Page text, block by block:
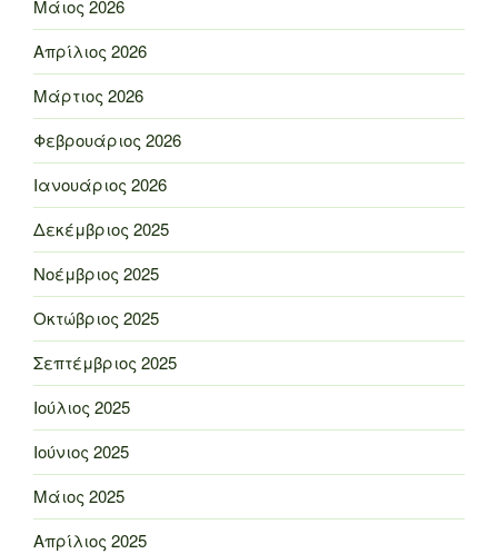
Μάιος 2026
Απρίλιος 2026
Μάρτιος 2026
Φεβρουάριος 2026
Ιανουάριος 2026
Δεκέμβριος 2025
Νοέμβριος 2025
Οκτώβριος 2025
Σεπτέμβριος 2025
Ιούλιος 2025
Ιούνιος 2025
Μάιος 2025
Απρίλιος 2025